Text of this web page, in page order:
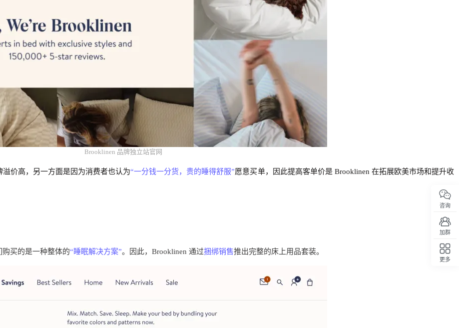
Brooklinen 品牌独立站官网
价高，另一方面是因为消费者也认为“一分钱一分货，贵的睡得舒服”愿意买单，因此提高客单价是 Brooklinen 在拓展欧美市场和提升收
买的是一种整体的“睡眠解决方案”。因此，Brooklinen 通过捆绑销售推出完整的床上用品套装。
咨询
加群
更多